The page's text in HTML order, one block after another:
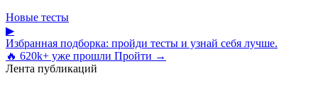
Новые тесты
▶
Избранная подборка: пройди тесты и узнай себя лучше.
🔥 620k+ уже прошли Пройти →
Лента публикаций